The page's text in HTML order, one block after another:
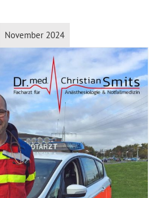
November 2024